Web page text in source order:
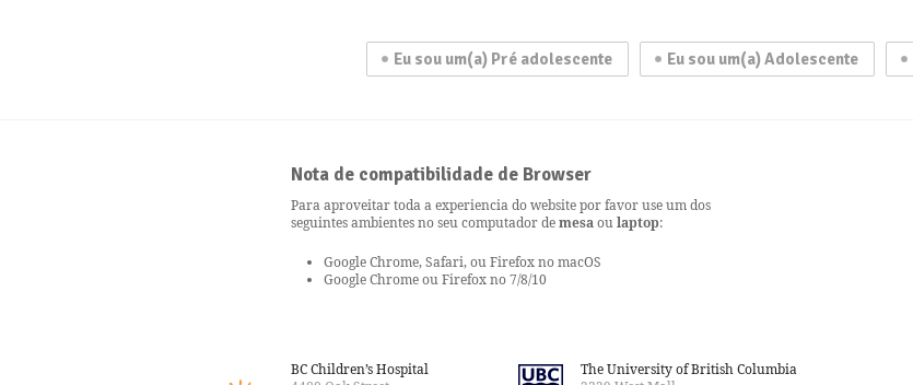
Eu sou um(a) Pré adolescente Eu sou um(a) Adolescente
Nota de compatibilidade de Browser
Para aproveitar toda a experiencia do website por favor use um dos
seguintes ambientes no seu computador demesaoulaptop:
Google Chrome, Safari, ou Firefox no macOS
Google Chrome ou Firefox no 7/8/10
BC Children’s Hospital
The University of British Columbia